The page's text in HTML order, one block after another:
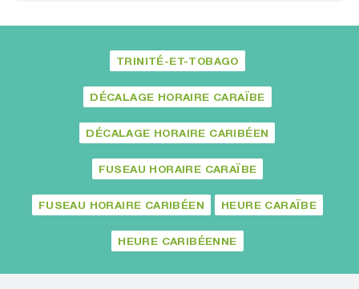
TRINITÉ-ET-TOBAGO
DÉCALAGE HORAIRE CARAÏBE
DÉCALAGE HORAIRE CARIBÉEN
FUSEAU HORAIRE CARAÏBE
FUSEAU HORAIRE CARIBÉEN HEURE CARAÏBE
HEURE CARIBÉENNE